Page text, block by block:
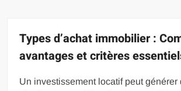
Types d’achat immobilier :
avantages et critères
Un investissement locatif peut générer